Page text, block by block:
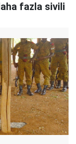
fazla sivili